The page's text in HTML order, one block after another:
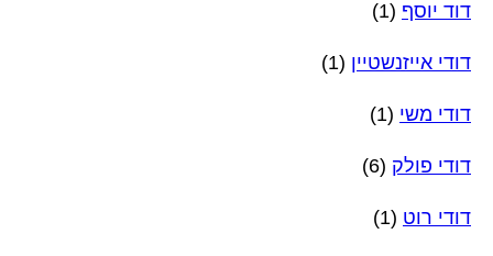
דוד יוסף (1)
דודי אייזנשטיין (1)
דודי משי (1)
דודי פולק (6)
דודי רוט (1)